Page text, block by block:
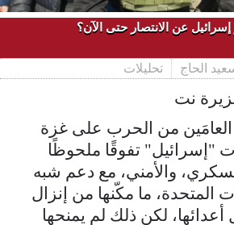
إسرائيل عن الانتصار حتى الآن؟
الحاج تحليلات
نت
من الحرب على غزة
"إسرائيل" تفوقًا ملحوظًا
والأمني، مع دعم شبه
المتحدة، ما مكّنها من إنزال
لكن ذلك لم يمنحها